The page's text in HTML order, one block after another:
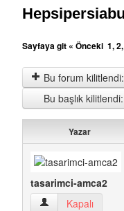
Sayfaya git « Önceki 1,2,
Bu forum
Bu başlık
Yazar
tasarimci-amca2
tasarimci-amca2
Kapalı